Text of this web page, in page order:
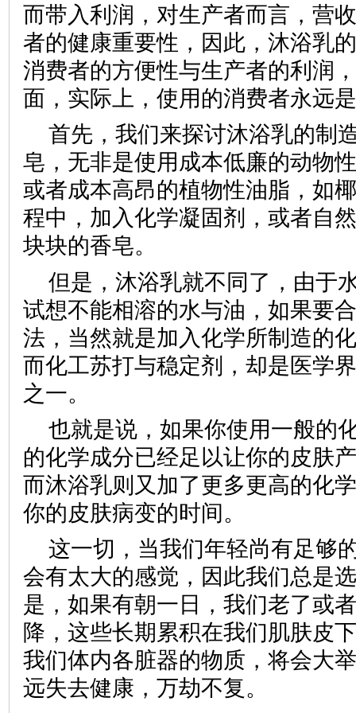
而带入利润，对生产者而言，营
者的健康重要性，因此，沐浴乳
消费者的方便性与生产者的利润
面，实际上，使用的消费者永远
首先，我们来探讨沐浴乳的制
皂，无非是使用成本低廉的动物
或者成本高昂的植物性油脂，如
程中，加入化学凝固剂，或者自
块块的香皂。
但是，沐浴乳就不同了，由于
试想不能相溶的水与油，如果要
法，当然就是加入化学所制造的
而化工苏打与稳定剂，却是医学
之一。
也就是说，如果你使用一般的
的化学成分已经足以让你的皮肤
而沐浴乳则又加了更多更高的化
你的皮肤病变的时间。
这一切，当我们年轻尚有足够
会有太大的感觉，因此我们总是
是，如果有朝一日，我们老了或
降，这些长期累积在我们肌肤皮
我们体内各脏器的物质，将会大
远失去健康，万劫不复。